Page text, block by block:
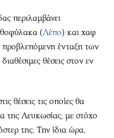
περιλαμβάνει
(Λέπο) και χαφ
ένταξη των
θέσεις στον εν
θέσεις τις οποίες θα
της Λευκωσίας, με στόχο
της. Την ίδια ώρα,